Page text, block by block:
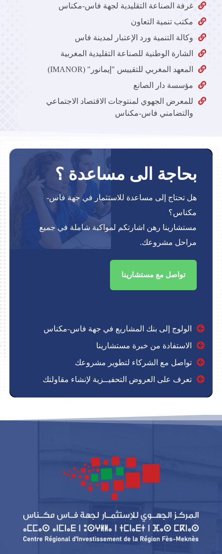
غرفة الصناعة التقليدية لجهة فاس-مكناس
مكتب تنمية التعاون
وكالة التنمية ورد الإعتبار لمدينة فاس
الشارة الوطنية للصناعة التقليدية المغربية
المعهد المغربي للتقييس "إيمانور" (IMANOR)
مؤسسة دار الصانع
للمعرض الجهوي لمنتوجات الاقتصاد الاجتماعي
والتضامني فاس-مكناس
بحاجة الى مساعدة ؟
هل تحتاج إلى مساعدة للاستثمار في جهة فاس-
مكناس؟
مستشارينا رهن اشارتكم لمواكبة شاملة في جميع
مراحل مشروعك.
تواصل مع مستشارينا
الولوج إلى بنك المشاريع في جهة فاس-مكناس
الاستفادة من خبرة مستشارينا
تواصل مع الشركاء لتطوير مشروعك
تعرف على العروض التحفيــزية لإنشاء مقاولتك